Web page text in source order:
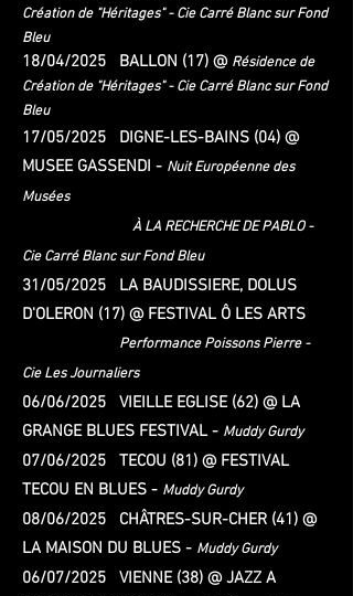
Création de "Héritages" - Cie Carré Blanc sur Fond
Bleu
18/04/2025 BALLON (17) @ Résidence de
Création de "Héritages" - Cie Carré Blanc sur Fond
Bleu
17/05/2025 DIGNE-LES-BAINS (04) @
MUSEE GASSENDI - Nuit Européenne des
Musées
À LA RECHERCHE DE PABLO -
Cie Carré Blanc sur Fond Bleu
31/05/2025 LA BAUDISSIERE, DOLUS
D'OLERON (17) @ FESTIVAL Ô LES ARTS
Performance Poissons Pierre -
Cie Les Journaliers
06/06/2025 VIEILLE EGLISE (62) @ LA
GRANGE BLUES FESTIVAL - Muddy Gurdy
07/06/2025 TECOU (81) @ FESTIVAL
TECOU EN BLUES - Muddy Gurdy
08/06/2025 CHÂTRES-SUR-CHER (41) @
LA MAISON DU BLUES - Muddy Gurdy
06/07/2025 VIENNE (38) @ JAZZ A